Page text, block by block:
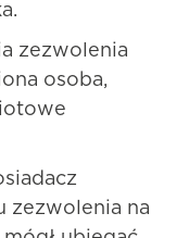
zezwolenia
osoba,
zezwolenia na